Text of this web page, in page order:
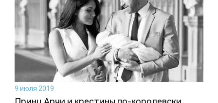
9 июля 2019